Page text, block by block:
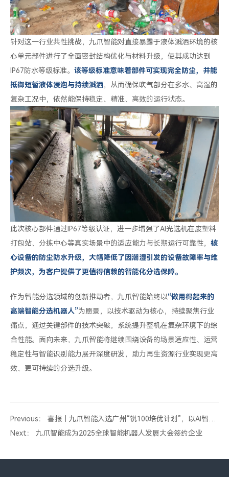
针对这一行业共性挑战，九爪智能对直接暴露于液体溅洒环境的核
心单元部件进行了全面密封结构优化与材料升级，使其成功达到
IP67防水等级标准。 该等级标准意味着部件可实现完全防尘，并能
抵御短暂液体浸泡与持续溅洒，从而确保吹气部分在多水、高湿的
复杂工况中，依然能保持稳定、精准、高效的运行状态。
此次核心部件通过IP67等级认证，进一步增强了AI光选机在废塑料
打包站、分拣中心等真实场景中的适应能力与长期运行可靠性， 核
心设备的防尘防水升级，大幅降低了因潮湿引发的设备故障率与维
护频次，为客户提供了更值得信赖的智能化分选保障。
作为智能分选领域的创新推动者，九爪智能始终以“做用得起来的
高端智能分选机器人”为愿景，以技术驱动为核心，持续聚焦行业
痛点，通过关键部件的技术突破，系统提升整机在复杂环境下的综
合性能。面向未来，九爪智能将继续围绕设备的场景适应性、运营
稳定性与智能识别能力展开深度研发，助力再生资源行业实现更高
效、更可持续的分选升级。
Previous： 喜报｜九爪智能入选广州“锐100培优计划”，以AI智选
Next： 九爪智能成为2025全球智能机器人发展大会签约企业